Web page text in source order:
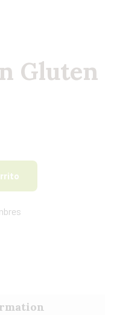
Gluten